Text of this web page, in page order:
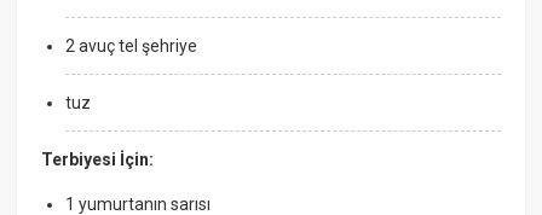
2 avuç tel şehriye
tuz
Terbiyesi İçin:
1 yumurtanın sarısı